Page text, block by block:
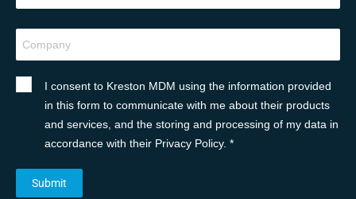
I consent to Kreston MDM using the information provided
in this form to communicate with me about their products
and services, and the storing and processing of my data in
accordance with their Privacy Policy. *